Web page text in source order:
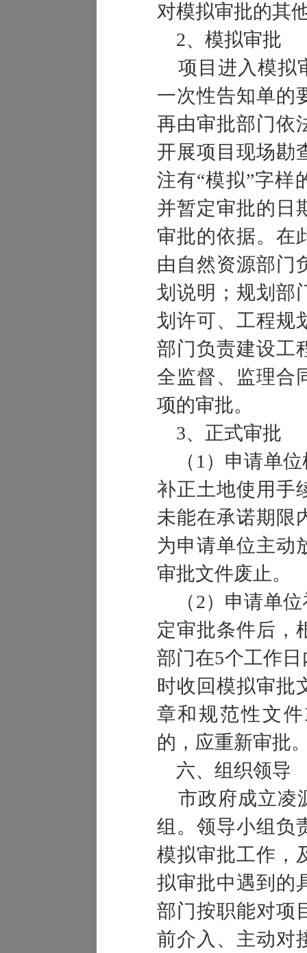
对模拟审批的其
2、模拟审批
项目进入模拟
一次性告知单的
再由审批部门依
开展项目现场勘
注有“模拟”字样
并暂定审批的日
审批的依据。在
由自然资源部门
划说明；规划部
划许可、工程规
部门负责建设工
全监督、监理合
项的审批。
3、正式审批
（1）申请单位
补正土地使用手
未能在承诺期限
为申请单位主动
审批文件废止。
（2）申请单位
定审批条件后，
部门在5个工作
时收回模拟审批
章和规范性文
的，应重新审批
六、组织领导
市政府成立凌
组。领导小组负
模拟审批工作，
拟审批中遇到的
部门按职能对项
前介入、主动对